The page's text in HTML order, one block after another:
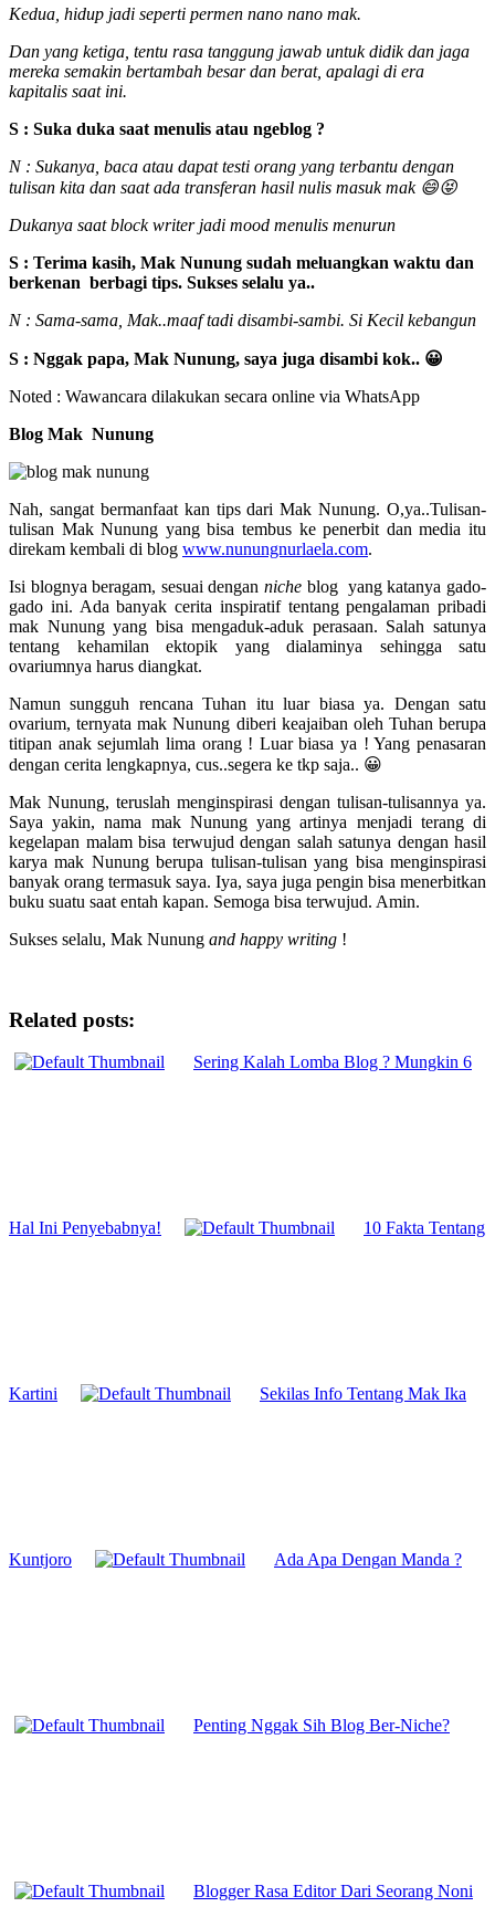
Kedua, hidup jadi seperti permen nano nano mak.
Dan yang ketiga, tentu rasa tanggung jawab untuk didik dan jaga
mereka semakin bertambah besar dan berat, apalagi di era
kapitalis saat ini.
S : Suka duka saat menulis atau ngeblog ?
N : Sukanya, baca atau dapat testi orang yang terbantu dengan
tulisan kita dan saat ada transferan hasil nulis masuk mak 😄😝
Dukanya saat block writer jadi mood menulis menurun
S : Terima kasih, Mak Nunung sudah meluangkan waktu dan
berkenan berbagi tips. Sukses selalu ya..
N : Sama-sama, Mak..maaf tadi disambi-sambi. Si Kecil kebangun
S : Nggak papa, Mak Nunung, saya juga disambi kok.. 😀
Noted : Wawancara dilakukan secara online via WhatsApp
Blog Mak Nunung
Nah, sangat bermanfaat kan tips dari Mak Nunung. O,ya..Tulisan-
tulisan Mak Nunung yang bisa tembus ke penerbit dan media itu
direkam kembali di blog www.nunungnurlaela.com.
Isi blognya beragam, sesuai dengan niche blog yang katanya gado-
gado ini. Ada banyak cerita inspiratif tentang pengalaman pribadi
mak Nunung yang bisa mengaduk-aduk perasaan. Salah satunya
tentang kehamilan ektopik yang dialaminya sehingga satu
ovariumnya harus diangkat.
Namun sungguh rencana Tuhan itu luar biasa ya. Dengan satu
ovarium, ternyata mak Nunung diberi keajaiban oleh Tuhan berupa
titipan anak sejumlah lima orang ! Luar biasa ya ! Yang penasaran
dengan cerita lengkapnya, cus..segera ke tkp saja.. 😀
Mak Nunung, teruslah menginspirasi dengan tulisan-tulisannya ya.
Saya yakin, nama mak Nunung yang artinya menjadi terang di
kegelapan malam bisa terwujud dengan salah satunya dengan hasil
karya mak Nunung berupa tulisan-tulisan yang bisa menginspirasi
banyak orang termasuk saya. Iya, saya juga pengin bisa menerbitkan
buku suatu saat entah kapan. Semoga bisa terwujud. Amin.
Sukses selalu, Mak Nunung and happy writing !
Related posts:
Sering Kalah Lomba Blog ? Mungkin 6
Hal Ini Penyebabnya! 10 Fakta Tentang
Kartini Sekilas Info Tentang Mak Ika
Kuntjoro Ada Apa Dengan Manda ?
Penting Nggak Sih Blog Ber-Niche?
Blogger Rasa Editor Dari Seorang Noni